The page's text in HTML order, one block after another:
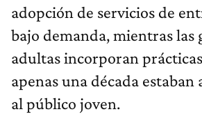
adopción de servicios de
bajo demanda, mientras las
adultas incorporan
apenas una década estaban
al público joven.